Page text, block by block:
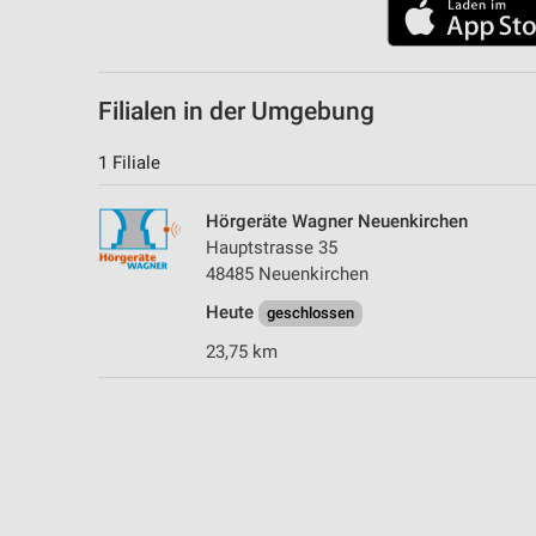
Filialen in der Umgebung
1 Filiale
Hörgeräte Wagner Neuenkirchen
Hauptstrasse 35
48485 Neuenkirchen
Heute
geschlossen
23,75 km